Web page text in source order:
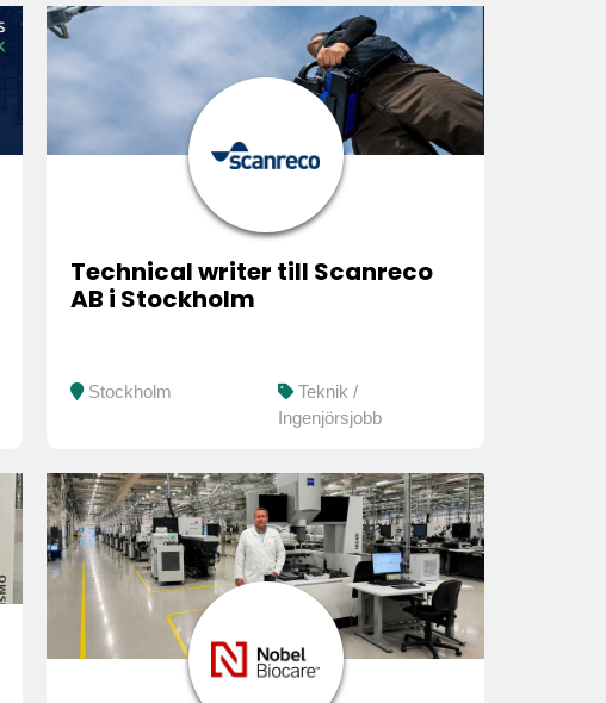
Technical writer till Scanreco
AB i Stockholm
Stockholm
Teknik /
Ingenjörsjobb